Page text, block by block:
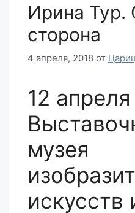
Ирина Тур.
сторона
4 апреля, 2018 от
12
музея
искусств